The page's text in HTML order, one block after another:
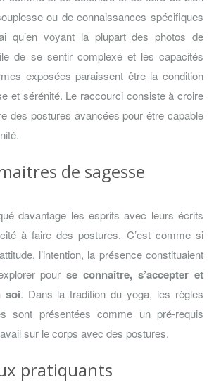
ou de connaissances spécifiques
qu’en voyant la plupart des photos de
de se sentir complexé et les capacités
exposées paraissent être la condition
et sérénité. Le raccourci consiste à croire
des postures avancées pour être capable
de sagesse
davantage les esprits avec leurs écrits
à faire des postures. C’est comme si
l’intention, la présence constituaient
pourse connaître, s’accepter et
soi. Dans la tradition du yoga, les règles
sont présentées comme un pré-requis
sur le corps avec des postures.
pratiquants